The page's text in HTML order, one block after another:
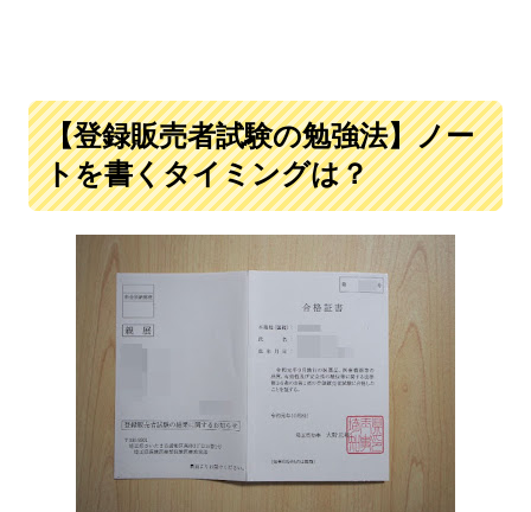
【登録販売者試験の勉強法】ノー
トを書くタイミングは？